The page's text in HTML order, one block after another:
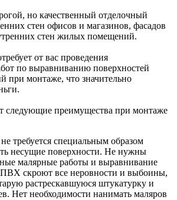
но качественный отделочный
стен офисов и магазинов, фасадов
стен жилых помещений.
от вас проведения
по выравниванию поверхностей
при монтаже, что значительно
преимущества при монтаже
требуется специальным образом
несущие поверхности. Не нужны
малярные работы и выравнивание
скроют все неровности и выбоины,
растрескавшуюся штукатурку и
Нет необходимости нанимать маляров